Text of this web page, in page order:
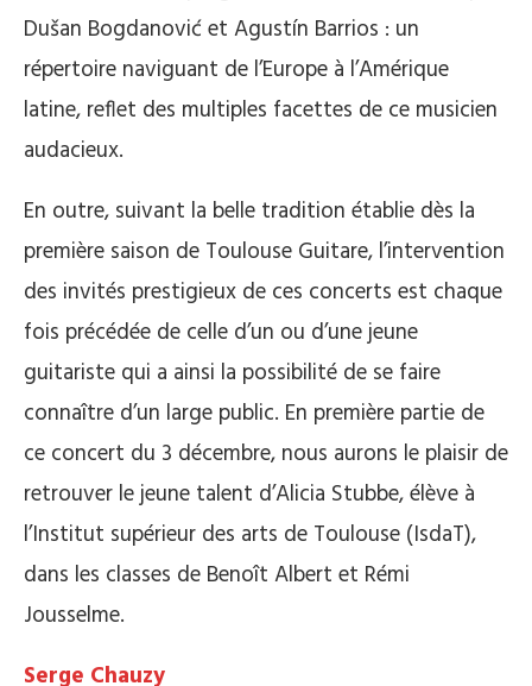
Dušan Bogdanović et Agustín Barrios : un
répertoire naviguant de l’Europe à l’Amérique
latine, reflet des multiples facettes de ce musicien
audacieux.
En outre, suivant la belle tradition établie dès la
première saison de Toulouse Guitare, l’intervention
des invités prestigieux de ces concerts est chaque
fois précédée de celle d’un ou d’une jeune
guitariste qui a ainsi la possibilité de se faire
connaître d’un large public. En première partie de
ce concert du 3 décembre, nous aurons le plaisir de
retrouver le jeune talent d’Alicia Stubbe, élève à
l’Institut supérieur des arts de Toulouse (IsdaT),
dans les classes de Benoît Albert et Rémi
Jousselme.
Serge Chauzy